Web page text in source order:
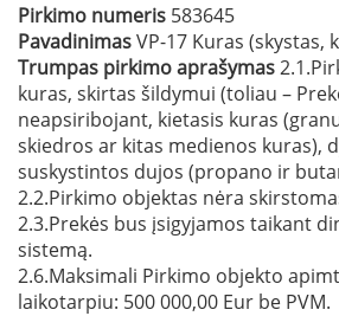
Pirkimo numeris 583645
PavadinimasVP-17 Kuras (skystas,
Trumpas pirkimo aprašymas
kuras, skirtas šildymui (toliau –
neapsiribojant, kietasis kuras
skiedros ar kitas medienos kuras),
suskystintos dujos (propano ir
2.2.Pirkimo objektas nėra
2.3.Prekės bus įsigyjamos taikant
sistemą.
2.6.Maksimali Pirkimo objekto
laikotarpiu: 500 000,00 Eur be PVM.